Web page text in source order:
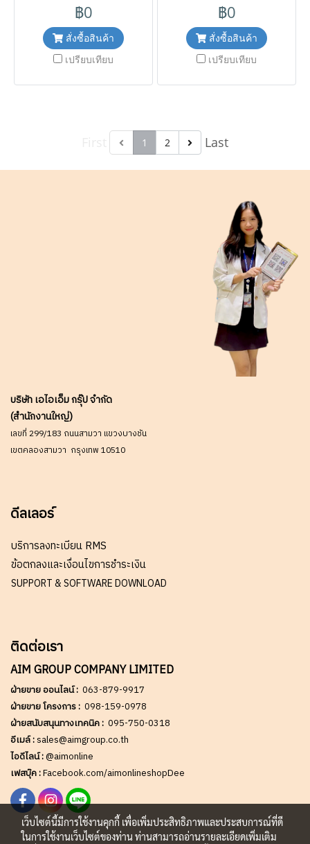
Proof ความละเอียด 4 MP ที่
ออกแบบมาเพื่อการใช้งานใน
สภาพแวดล้อมที่เสี่ยงต่อการ
จากสแตนเลสสตีลเกรด 304
เทคโนโลยีอัจฉริยะที่ช่วย
วิเคราะห์ภาพได้อย่างแม่นยำ
ติดต่อฝ่ายขายเพื่ออัพเดทราคา
฿0
สั่งซื้อสินค้า
เปรียบเทียบ
สำหรับงานโครงการ ติดต่อฝ่าย
ขาย Line ID : @aimonline
ฝ่ายขายโทร: 063-879-9917 (
ค่าขนส่ง ) เช็คสต๊อกล่าสุด
฿0
สั่งซื้อสินค้า
เปรียบเทียบ
1 2 Last
บริษัท เอไอเอ็ม กรุ๊ป จำกัด
(สำนักงานใหญ่)
เลขที่ 299/183 ถนนสามวา แขวงบางชัน
เขตคลองสามวา กรุงเทพ 10510
ดีลเลอร์
บริการลงทะเบียน RMS
ข้อตกลงและเงื่อนไขการชำระเงิน
SUPPORT & SOFTWARE DOWNLOAD
ติดต่อเรา
AIM GROUP COMPANY LIMITED
ฝ่ายขาย ออนไลน์ : 063-879-9917
ฝ่ายขาย โครงการ : 098-159-0978
ฝ่ายสนับสนุนทางเทคนิค : 095-750-0318
อีเมล์ :sales@aimgroup.co.th
ไอดีไลน์ :@aimonline
เฟสบุ๊ค :Facebook.com/aimonlineshopDee
เว็บไซต์นี้มีการใช้งานคุกกี้ เพื่อเพิ่มประสิทธิภาพและประสบการณ์ที่ดี
ในการใช้งานเว็บไซต์ของท่าน ท่านสามารถอ่านรายละเอียดเพิ่มเติม